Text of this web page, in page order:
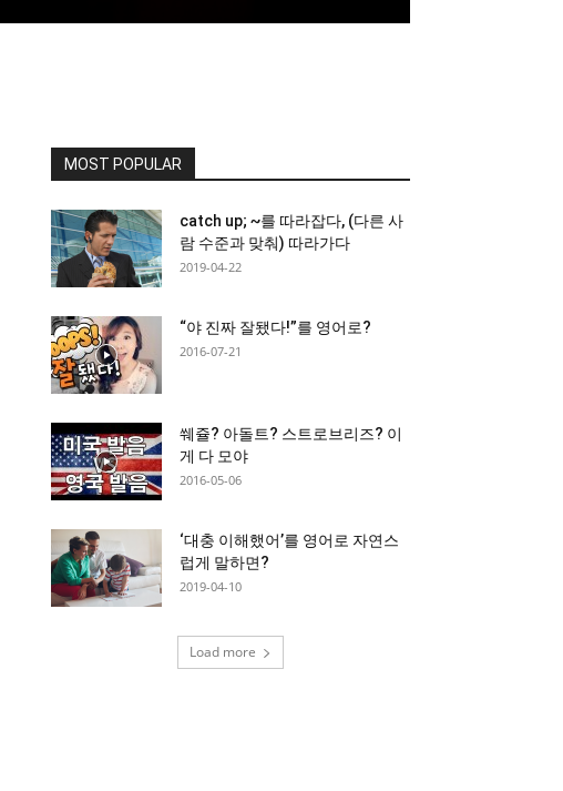
MOST POPULAR
catch up; ~를 따라잡다, (다른 사
람 수준과 맞춰) 따라가다
2019-04-22
“야 진짜 잘됐다!”를 영어로?
2016-07-21
쒜쥴? 아돌트? 스트로브리즈? 이
게 다 모야
2016-05-06
‘대충 이해했어’를 영어로 자연스
럽게 말하면?
2019-04-10
Load more